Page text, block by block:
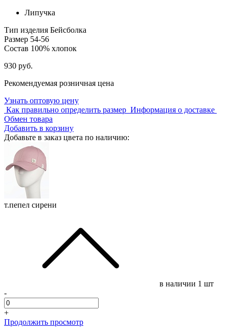
Липучка
Тип изделия Бейсболка
Размер 54-56
Состав 100% хлопок
930 руб.
Рекомендуемая розничная цена
Узнать оптовую цену
Как правильно определить размер Информация о доставке
Обмен товара
Добавить в корзину
Добавьте в заказ цвета по наличию:
т.пепел сирени
в наличии 1 шт
-
+
Продолжить просмотр